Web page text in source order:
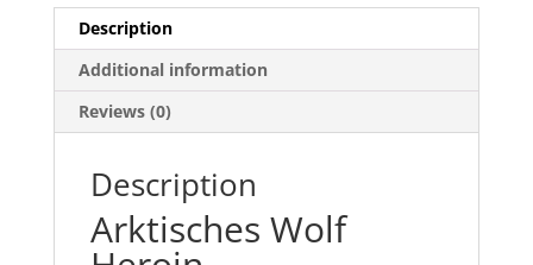
Description
Additional information
Reviews (0)
Description
Arktisches Wolf